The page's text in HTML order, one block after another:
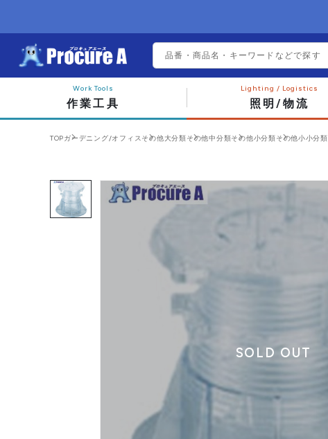
作業工具 照明/物流
TOPガーデニング/オフィスその他大分類その他中分類その他小分類その他小小分類
SOLD OUT